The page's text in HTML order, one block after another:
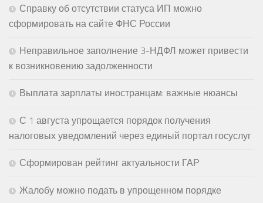
Справку об отсутствии статуса ИП можно
сформировать на сайте ФНС России
Неправильное заполнение 3-НДФЛ может привести
к возникновению задолженности
Выплата зарплаты иностранцам: важные нюансы
С 1 августа упрощается порядок получения
налоговых уведомлений через единый портал госуслуг
Сформирован рейтинг актуальности ГАР
Жалобу можно подать в упрощенном порядке